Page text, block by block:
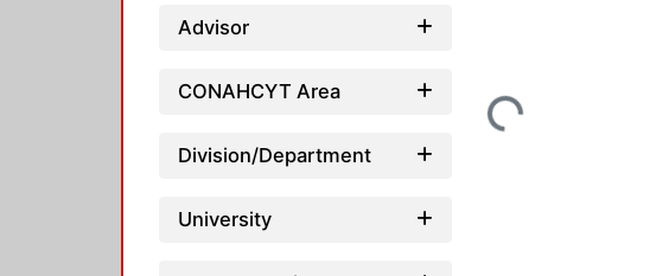
Advisor
CONAHCYT Area
Division/Department
University
Loading...